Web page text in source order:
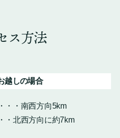
ス方法
越しの場合
・・南西方向5km
・北西方向に約7km